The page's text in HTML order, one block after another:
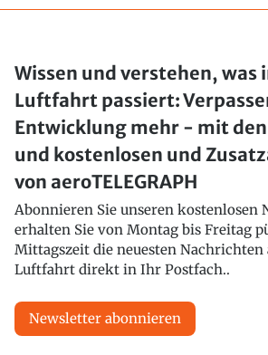
Wissen und verstehen, was
Luftfahrt passiert:
Entwicklung mehr - mit
und kostenlosen und
von aeroTELEGRAPH
Abonnieren Sie unseren kostenlosen
erhalten Sie von Montag bis Freitag
Mittagszeit die neuesten Nachrichten
Luftfahrt direkt in Ihr Postfach..
Newsletter abonnieren